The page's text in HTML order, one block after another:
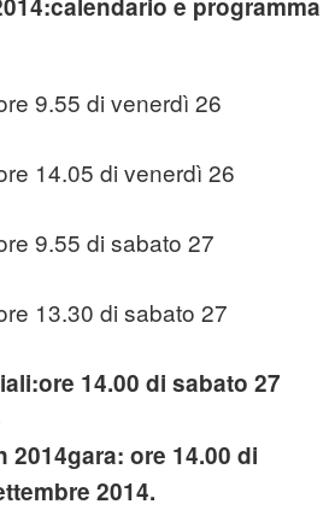
9.55 di venerdì 26
14.05 di venerdì 26
9.55 di sabato 27
13.30 di sabato 27
14.00 di sabato 27
2014gara: ore 14.00 di
2014.